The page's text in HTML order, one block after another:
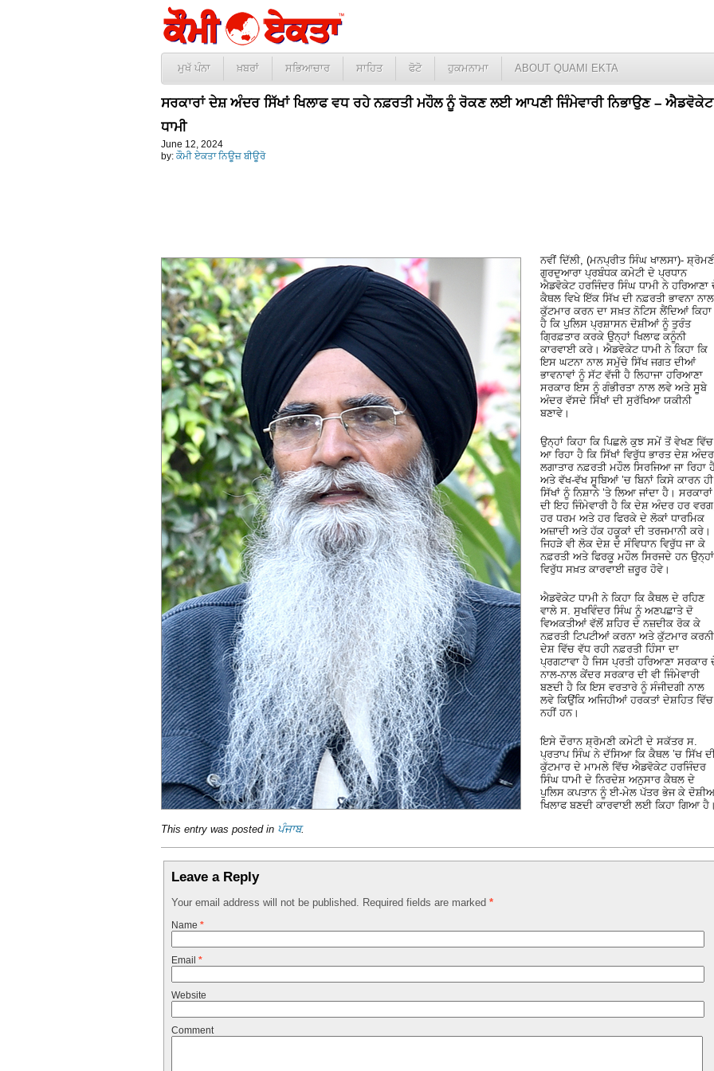
ਮੁਖੱ ਪੰਨਾ ਖ਼ਬਰਾਂ ਸਭਿਆਚਾਰ ਸਾਹਿਤ ਫੋਟੋ ਹੁਕਮਨਾਮਾ ABOUT QUAMI EKTA
ਸਰਕਾਰਾਂ ਦੇਸ਼ ਅੰਦਰ ਸਿੱਖਾਂ ਖਿਲਾਫ ਵਧ ਰਹੇ ਨਫ਼ਰਤੀ ਮਹੌਲ ਨੂੰ ਰੋਕਣ ਲਈ ਆਪਣੀ ਜਿੰਮੇਵਾਰੀ ਨਿਭਾਉਣ – ਐਡਵੋਕੇਟ
ਧਾਮੀ
June 12, 2024
by: ਕੌਮੀ ਏਕਤਾ ਨਿਊਜ਼ ਬੀਊਰੋ
ਨਵੀਂ ਦਿੱਲੀ, (ਮਨਪ੍ਰੀਤ ਸਿੰਘ ਖਾਲਸਾ)-
ਗੁਰਦੁਆਰਾ ਪ੍ਰਬੰਧਕ ਕਮੇਟੀ ਦੇ ਪ੍ਰਧਾਨ
ਐਡਵੋਕੇਟ ਹਰਜਿੰਦਰ ਸਿੰਘ ਧਾਮੀ ਨੇ ਹਰਿਆਣਾ
ਕੈਥਲ ਵਿਖੇ ਇੱਕ ਸਿੱਖ ਦੀ ਨਫ਼ਰਤੀ ਭਾਵਨਾ ਨਾਲ
ਕੁੱਟਮਾਰ ਕਰਨ ਦਾ ਸਖ਼ਤ ਨੋਟਿਸ ਲੈਂਦਿਆਂ ਕਿਹਾ
ਹੈ ਕਿ ਪੁਲਿਸ ਪ੍ਰਸ਼ਾਸਨ ਦੋਸ਼ੀਆਂ ਨੂੰ ਤੁਰੰਤ
ਗ੍ਰਿਫ਼ਤਾਰ ਕਰਕੇ ਉਨ੍ਹਾਂ ਖਿਲਾਫ ਕਨੂੰਨੀ
ਕਾਰਵਾਈ ਕਰੇ। ਐਡਵੋਕੇਟ ਧਾਮੀ ਨੇ ਕਿਹਾ ਕਿ
ਇਸ ਘਟਨਾ ਨਾਲ ਸਮੁੱਚੇ ਸਿੱਖ ਜਗਤ ਦੀਆਂ
ਭਾਵਨਾਵਾਂ ਨੂੰ ਸੱਟ ਵੱਜੀ ਹੈ ਲਿਹਾਜਾ ਹਰਿਆਣਾ
ਸਰਕਾਰ ਇਸ ਨੂੰ ਗੰਭੀਰਤਾ ਨਾਲ ਲਵੇ ਅਤੇ ਸੂਬੇ
ਅੰਦਰ ਵੱਸਦੇ ਸਿੱਖਾਂ ਦੀ ਸੁਰੱਖਿਆ ਯਕੀਨੀ
ਬਣਾਵੇ।
ਉਨ੍ਹਾਂ ਕਿਹਾ ਕਿ ਪਿਛਲੇ ਕੁਝ ਸਮੇਂ ਤੋਂ ਵੇਖਣ ਵਿੱਚ
ਆ ਰਿਹਾ ਹੈ ਕਿ ਸਿੱਖਾਂ ਵਿਰੁੱਧ ਭਾਰਤ ਦੇਸ਼ ਅੰਦਰ
ਲਗਾਤਾਰ ਨਫ਼ਰਤੀ ਮਹੌਲ ਸਿਰਜਿਆ ਜਾ ਰਿਹਾ
ਅਤੇ ਵੱਖ-ਵੱਖ ਸੂਬਿਆਂ ’ਚ ਬਿਨਾਂ ਕਿਸੇ ਕਾਰਨ ਹੀ
ਸਿੱਖਾਂ ਨੂੰ ਨਿਸ਼ਾਨੇ ’ਤੇ ਲਿਆ ਜਾਂਦਾ ਹੈ। ਸਰਕਾਰਾਂ
ਦੀ ਇਹ ਜਿੰਮੇਵਾਰੀ ਹੈ ਕਿ ਦੇਸ਼ ਅੰਦਰ ਹਰ ਵਰਗ,
ਹਰ ਧਰਮ ਅਤੇ ਹਰ ਫਿਰਕੇ ਦੇ ਲੋਕਾਂ ਧਾਰਮਿਕ
ਅਜ਼ਾਦੀ ਅਤੇ ਹੱਕ ਹਕੂਕਾਂ ਦੀ ਤਰਜਮਾਨੀ ਕਰੇ।
ਜਿਹੜੇ ਵੀ ਲੋਕ ਦੇਸ਼ ਦੇ ਸੰਵਿਧਾਨ ਵਿਰੁੱਧ ਜਾ ਕੇ
ਨਫ਼ਰਤੀ ਅਤੇ ਫਿਰਕੂ ਮਹੌਲ ਸਿਰਜਦੇ ਹਨ ਉਨ੍ਹਾਂ
ਵਿਰੁੱਧ ਸਖ਼ਤ ਕਾਰਵਾਈ ਜ਼ਰੂਰ ਹੋਵੇ।
ਐਡਵੋਕੇਟ ਧਾਮੀ ਨੇ ਕਿਹਾ ਕਿ ਕੈਥਲ ਦੇ ਰਹਿਣ
ਵਾਲੇ ਸ. ਸੁਖਵਿੰਦਰ ਸਿੰਘ ਨੂੰ ਅਣਪਛਾਤੇ ਦੋ
ਵਿਅਕਤੀਆਂ ਵੱਲੋਂ ਸ਼ਹਿਰ ਦੇ ਨਜ਼ਦੀਕ ਰੋਕ ਕੇ
ਨਫ਼ਰਤੀ ਟਿਪਟੀਆਂ ਕਰਨਾ ਅਤੇ ਕੁੱਟਮਾਰ ਕਰਨੀ
ਦੇਸ਼ ਵਿੱਚ ਵੱਧ ਰਹੀ ਨਫ਼ਰਤੀ ਹਿੰਸਾ ਦਾ
ਪ੍ਰਗਟਾਵਾ ਹੈ ਜਿਸ ਪ੍ਰਤੀ ਹਰਿਆਣਾ ਸਰਕਾਰ
ਨਾਲ-ਨਾਲ ਕੇਂਦਰ ਸਰਕਾਰ ਦੀ ਵੀ ਜਿੰਮੇਵਾਰੀ
ਬਣਦੀ ਹੈ ਕਿ ਇਸ ਵਰਤਾਰੇ ਨੂੰ ਸੰਜੀਦਗੀ ਨਾਲ
ਲਵੇ ਕਿਉਂਕਿ ਅਜਿਹੀਆਂ ਹਰਕਤਾਂ ਦੇਸ਼ਹਿਤ ਵਿੱਚ
ਨਹੀਂ ਹਨ।
ਇਸੇ ਦੌਰਾਨ ਸ਼੍ਰੋਮਣੀ ਕਮੇਟੀ ਦੇ ਸਕੱਤਰ ਸ.
ਪ੍ਰਤਾਪ ਸਿੰਘ ਨੇ ਦੱਸਿਆ ਕਿ ਕੈਥਲ ’ਚ ਸਿੱਖ
ਕੁੱਟਮਾਰ ਦੇ ਮਾਮਲੇ ਵਿੱਚ ਐਡਵੋਕੇਟ ਹਰਜਿੰਦਰ
ਸਿੰਘ ਧਾਮੀ ਦੇ ਨਿਰਦੇਸ਼ ਅਨੁਸਾਰ ਕੈਥਲ ਦੇ
ਪੁਲਿਸ ਕਪਤਾਨ ਨੂੰ ਈ-ਮੇਲ ਪੱਤਰ ਭੇਜ ਕੇ
ਖਿਲਾਫ ਬਣਦੀ ਕਾਰਵਾਈ ਲਈ ਕਿਹਾ ਗਿਆ ਹੈ।
This entry was posted in ਪੰਜਾਬ.
Leave a Reply
Your email address will not be published. Required fields are marked *
Name *
Email *
Website
Comment